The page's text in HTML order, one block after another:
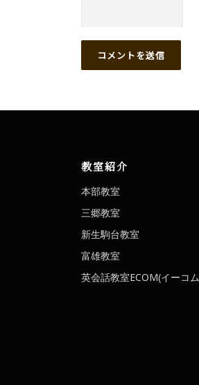
教室紹介
本部教室
三郷教室
新生駒台教室
富雄教室
英会話教室ECOM(イーコ